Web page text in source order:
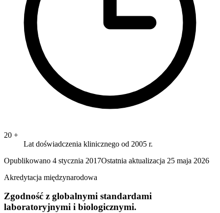
20 +
Lat doświadczenia klinicznego od 2005 r.
Opublikowano 4 stycznia 2017Ostatnia aktualizacja 25 maja 2026
Akredytacja międzynarodowa
Zgodność z globalnymi standardami
laboratoryjnymi i biologicznymi.